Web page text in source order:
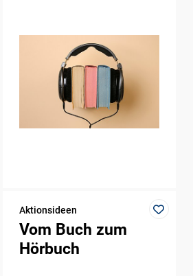
Aktionsideen
Vom Buch zum
Hörbuch